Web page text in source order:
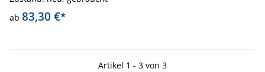
ab 83,30 €*
Artikel 1 - 3 von 3